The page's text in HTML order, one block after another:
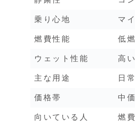
乗り心地 マ
燃費性能 低
ウェット性能 高い
主な用途 日
価格帯 中
向いている人 燃